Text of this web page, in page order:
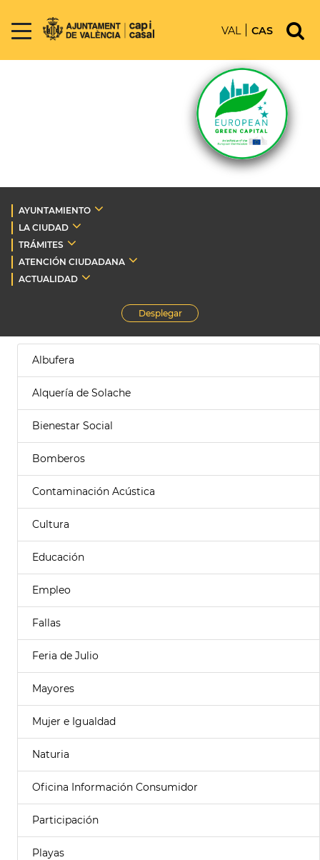
VAL CAS
AYUNTAMIENTO
LA CIUDAD
TRÁMITES
ATENCIÓN CIUDADANA
ACTUALIDAD
Desplegar
Albufera
Alquería de Solache
Bienestar Social
Bomberos
Contaminación Acústica
Cultura
Educación
Empleo
Fallas
Feria de Julio
Mayores
Mujer e Igualdad
Naturia
Oficina Información Consumidor
Participación
Playas